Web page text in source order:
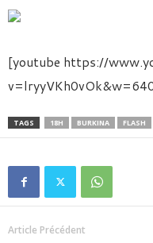
[youtube https://
TAGS 18H BURKINA FLASH
Article Précédent